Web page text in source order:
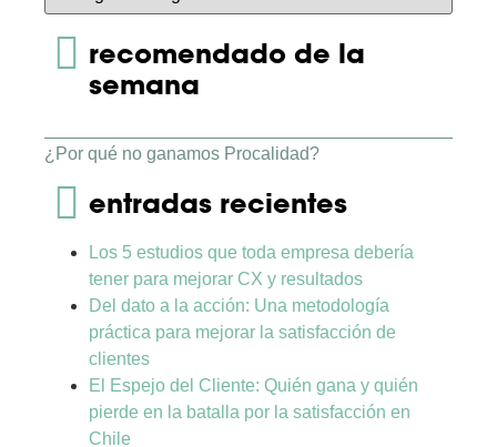
recomendado de la
semana
¿Por qué no ganamos Procalidad?
entradas recientes
Los 5 estudios que toda empresa debería
tener para mejorar CX y resultados
Del dato a la acción: Una metodología
práctica para mejorar la satisfacción de
clientes
El Espejo del Cliente: Quién gana y quién
pierde en la batalla por la satisfacción en
Chile